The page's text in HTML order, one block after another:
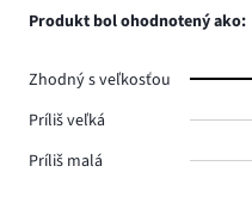
Produkt bol ohodnotený ako:
Zhodný s veľkosťou
Príliš veľká
Príliš malá